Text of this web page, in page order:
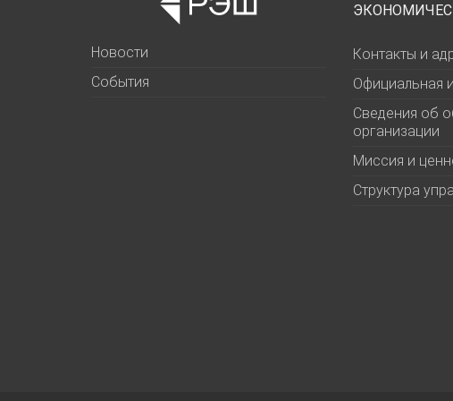
Новости
События
Контакты и
Официальная
Сведения об
организации
Миссия и
Структура